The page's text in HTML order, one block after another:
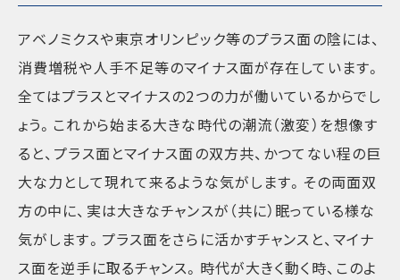
アベノミクスや東京オリンピック等のプラス面の陰には、
消費増税や人手不足等のマイナス面が存在しています。
全てはプラスとマイナスの2つの力が働いているからでし
ょう。これから始まる大きな時代の潮流（激変）を想像す
ると、プラス面とマイナス面の双方共、かつてない程の巨
大な力として現れて来るような気がします。その両面双
方の中に、実は大きなチャンスが（共に）眠っている様な
気がします。プラス面をさらに活かすチャンスと、マイナ
ス面を逆手に取るチャンス。時代が大きく動く時、このよ